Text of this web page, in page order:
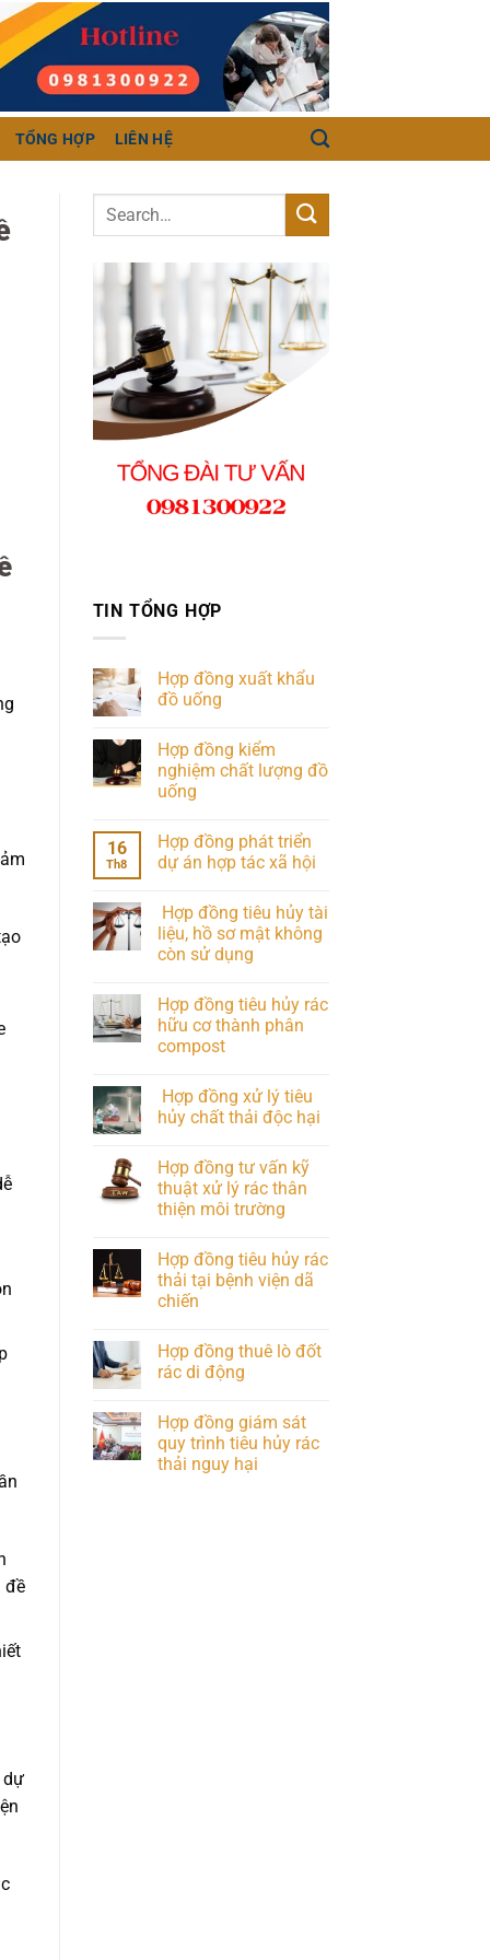
TỔNG HỢP LIÊN HỆ
đề
dự
TIN TỔNG HỢP
Hợp đồng xuất khẩu
đồ uống
Hợp đồng kiểm
nghiệm chất lượng đồ
uống
16
Th8
Hợp đồng phát triển
dự án hợp tác xã hội
Hợp đồng tiêu hủy tài
liệu, hồ sơ mật không
còn sử dụng
Hợp đồng tiêu hủy rác
hữu cơ thành phân
compost
Hợp đồng xử lý tiêu
hủy chất thải độc hại
Hợp đồng tư vấn kỹ
thuật xử lý rác thân
thiện môi trường
Hợp đồng tiêu hủy rác
thải tại bệnh viện dã
chiến
Hợp đồng thuê lò đốt
rác di động
Hợp đồng giám sát
quy trình tiêu hủy rác
thải nguy hại